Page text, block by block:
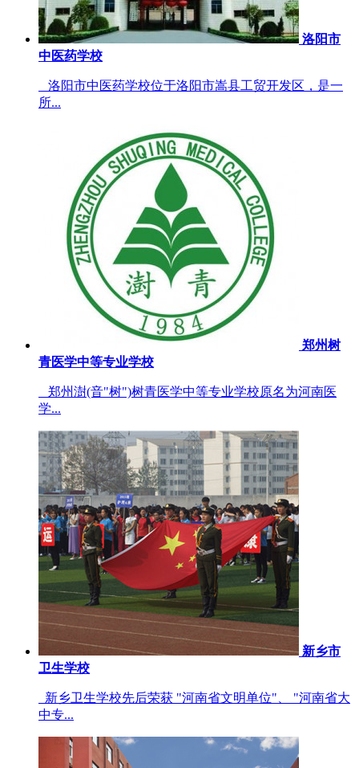
洛阳市
中医药学校
洛阳市中医药学校位于洛阳市嵩县工贸开发区，是一
所...
郑州树
青医学中等专业学校
郑州澍(音"树")树青医学中等专业学校原名为河南医
学...
新乡市
卫生学校
新乡卫生学校先后荣获 "河南省文明单位"、 "河南省大
中专...